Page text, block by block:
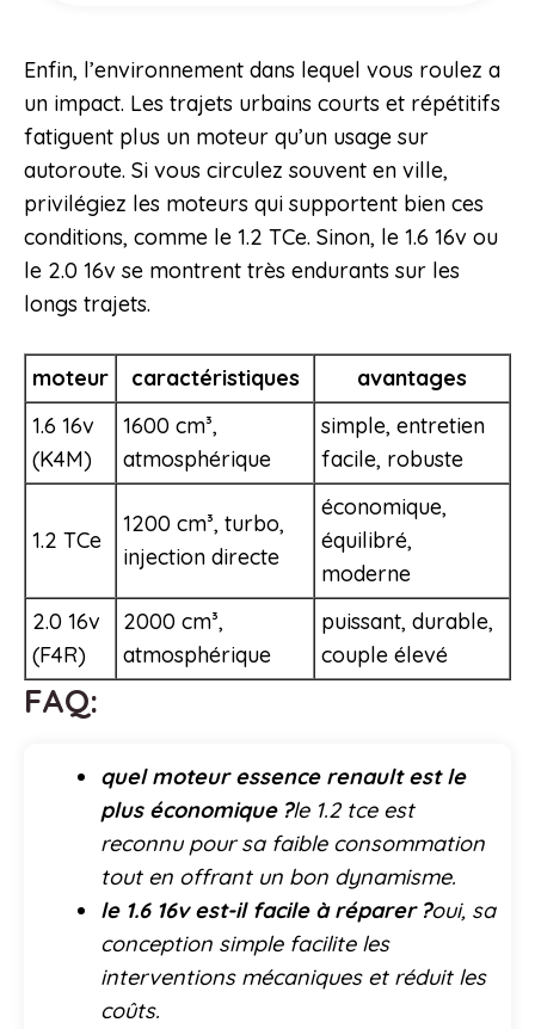
Enfin, l’environnement dans lequel vous roulez a
un impact. Les trajets urbains courts et répétitifs
fatiguent plus un moteur qu’un usage sur
autoroute. Si vous circulez souvent en ville,
privilégiez les moteurs qui supportent bien ces
conditions, comme le 1.2 TCe. Sinon, le 1.6 16v ou
le 2.0 16v se montrent très endurants sur les
longs trajets.
moteur caractéristiques
avantages
1.6 16v
(K4M)
1600 cm³,
atmosphérique
simple, entretien
facile, robuste
1.2 TCe
1200 cm³, turbo,
injection directe
économique,
équilibré,
moderne
2.0 16v
(F4R)
2000 cm³,
atmosphérique
puissant, durable,
couple élevé
FAQ:
quel moteur essence renault est le
plus économique ?le 1.2 tce est
reconnu pour sa faible consommation
tout en offrant un bon dynamisme.
le 1.6 16v est-il facile à réparer ?oui, sa
conception simple facilite les
interventions mécaniques et réduit les
coûts.